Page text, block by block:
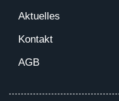
Aktuelles
Kontakt
AGB